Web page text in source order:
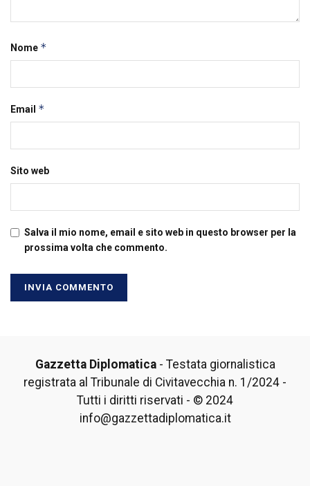
Nome *
Email *
Sito web
Salva il mio nome, email e sito web in questo browser per la
prossima volta che commento.
Gazzetta Diplomatica- Testata giornalistica
registrata al Tribunale di Civitavecchia n. 1/2024 -
Tutti i diritti riservati - © 2024
info@gazzettadiplomatica.it